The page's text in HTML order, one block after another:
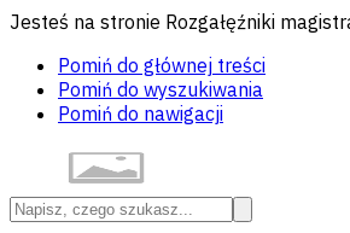
Jesteś na stronie Rozgałęźniki
Pomiń do głównej treści
Pomiń do wyszukiwania
Pomiń do nawigacji